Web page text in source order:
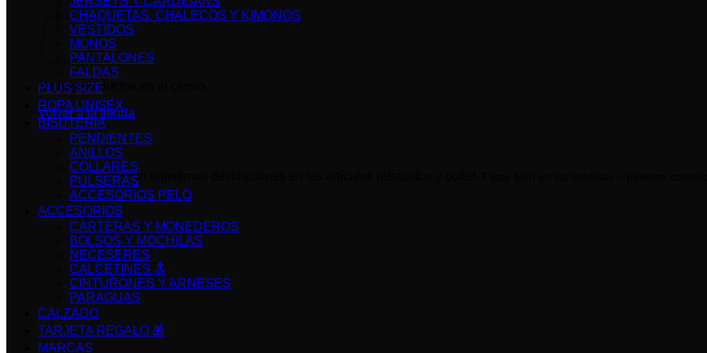
No hay productos en el carrito.
Volver a la tienda
No admitimos devoluciones en los artículos rebajados y outlet.
CHAQUETAS, CHALECOS Y KIMONOS
VESTIDOS
MONOS
PANTALONES
FALDAS
PLUS SIZE
ROPA UNISEX
BISUTERIA
PENDIENTES
ANILLOS
COLLARES
PULSERAS
ACCESORIOS PELO
ACCESORIOS
CARTERAS Y MONEDEROS
BOLSOS Y MOCHILAS
NECESERES
CALCETINES 🔝
CINTURONES Y ARNESES
PARAGUAS
CALZADO
TARJETA REGALO 🎁
MARCAS